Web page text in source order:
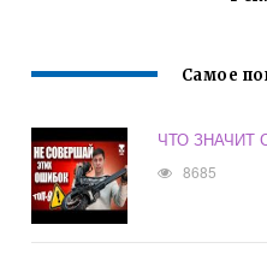
Самое
ЧТО ЗНАЧИТ
8685